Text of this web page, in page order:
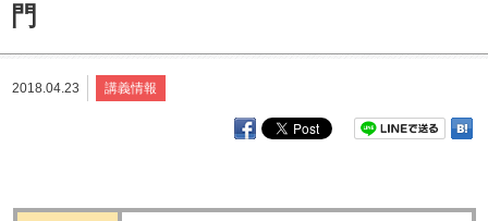
門
2018.04.23 講義情報